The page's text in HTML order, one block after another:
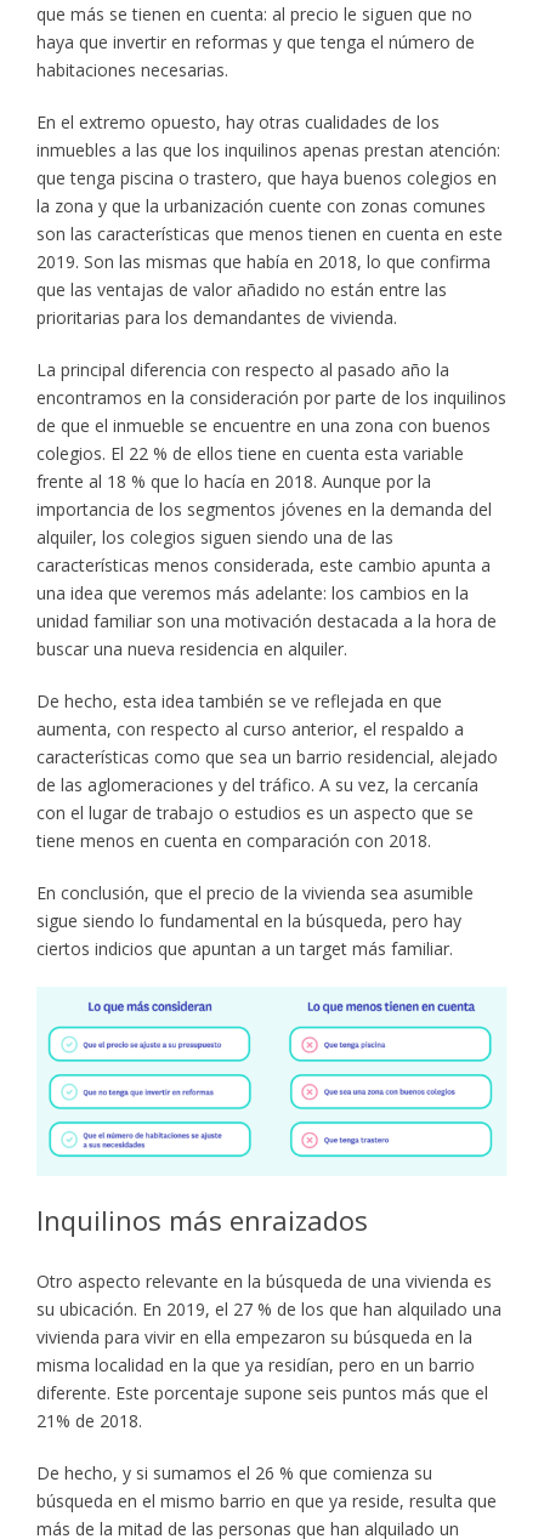
que más se tienen en cuenta: al precio le siguen que no
haya que invertir en reformas y que tenga el número de
habitaciones necesarias.
En el extremo opuesto, hay otras cualidades de los
inmuebles a las que los inquilinos apenas prestan atención:
que tenga piscina o trastero, que haya buenos colegios en
la zona y que la urbanización cuente con zonas comunes
son las características que menos tienen en cuenta en este
2019. Son las mismas que había en 2018, lo que confirma
que las ventajas de valor añadido no están entre las
prioritarias para los demandantes de vivienda.
La principal diferencia con respecto al pasado año la
encontramos en la consideración por parte de los inquilinos
de que el inmueble se encuentre en una zona con buenos
colegios. El 22 % de ellos tiene en cuenta esta variable
frente al 18 % que lo hacía en 2018. Aunque por la
importancia de los segmentos jóvenes en la demanda del
alquiler, los colegios siguen siendo una de las
características menos considerada, este cambio apunta a
una idea que veremos más adelante: los cambios en la
unidad familiar son una motivación destacada a la hora de
buscar una nueva residencia en alquiler.
De hecho, esta idea también se ve reflejada en que
aumenta, con respecto al curso anterior, el respaldo a
características como que sea un barrio residencial, alejado
de las aglomeraciones y del tráfico. A su vez, la cercanía
con el lugar de trabajo o estudios es un aspecto que se
tiene menos en cuenta en comparación con 2018.
En conclusión, que el precio de la vivienda sea asumible
sigue siendo lo fundamental en la búsqueda, pero hay
ciertos indicios que apuntan a un target más familiar.
Inquilinos más enraizados
Otro aspecto relevante en la búsqueda de una vivienda es
su ubicación. En 2019, el 27 % de los que han alquilado una
vivienda para vivir en ella empezaron su búsqueda en la
misma localidad en la que ya residían, pero en un barrio
diferente. Este porcentaje supone seis puntos más que el
21% de 2018.
De hecho, y si sumamos el 26 % que comienza su
búsqueda en el mismo barrio en que ya reside, resulta que
más de la mitad de las personas que han alquilado un